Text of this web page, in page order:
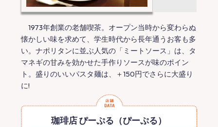
1973年創業の老舗喫茶。オープン当時から変わらぬ
懐かしい味を求めて、学生時代から長年通うお客も多
い。ナポリタンに並ぶ人気の「ミートソース」は、タ
マネギの甘みを効かせた手作りソースが味のポイン
ト。盛りのいいパスタ麺は、＋150円でさらに大盛り
に!
珈琲店 ぴーぷる（ぴーぷる）